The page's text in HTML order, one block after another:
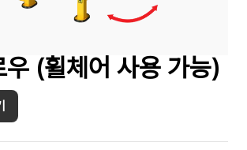
우 (휠체어 사용 가능)